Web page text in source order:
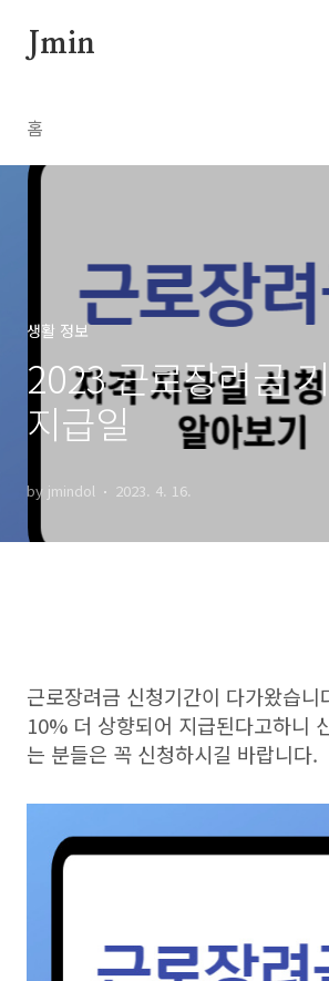
Jmin
홈
생활 정보
2023 근로장려금 기준 신청
지급일
by jmindol 2023. 4. 16.
근로장려금 신청기간이 다가왔습
10% 더 상향되어 지급된다고하니
는 분들은 꼭 신청하시길 바랍니다.